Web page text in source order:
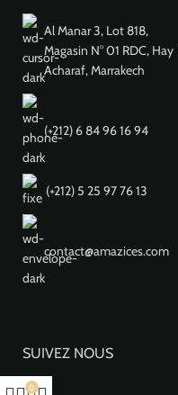
Al Manar 3, Lot 818,
Magasin N° 01 RDC, Hay
Acharaf, Marrakech
(+212) 6 84 96 16 94
(+212) ‎5 25 97 76 13
contact@amazices.com
SUIVEZ NOUS
0